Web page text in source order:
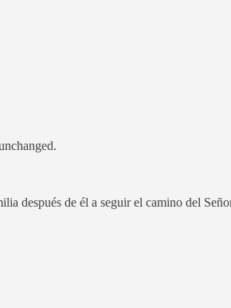
después de él a seguir el camino del